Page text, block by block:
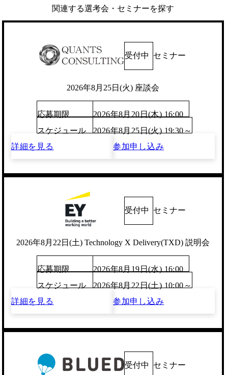
関連する選考会・セミナーを探す
受付中 セミナー
2026年8月25日(火) 座談会
応募期限
2026年8月20日(木) 16:00
スケジュール
2026年8月25日(火) 19:30～
詳細を見る
参加申し込み
受付中 セミナー
2026年8月22日(土) Technology X Delivery(TXD) 説明会
応募期限
2026年8月19日(水) 16:00
スケジュール
2026年8月22日(土) 10:00～
詳細を見る
参加申し込み
受付中 セミナー